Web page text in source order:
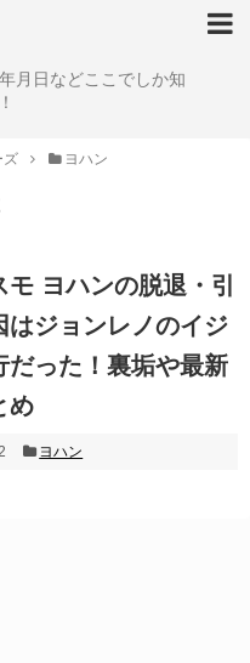
月日などここでしか知
ズ ヨハン
モ ヨハンの脱退・引
はジョンレノのイジ
だった！裏垢や最新
め
ヨハン